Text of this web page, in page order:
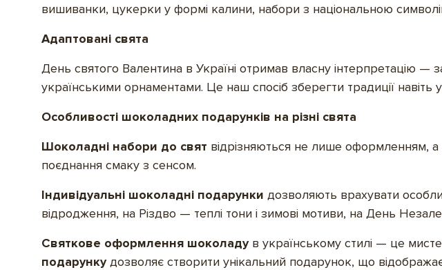
вишиванки, цукерки у формі калини, набори з національною
Адаптовані свята
День святого Валентина в Україні отримав власну інтерпретацію
українськими орнаментами. Це наш спосіб зберегти традиції навіть
Особливості шоколадних подарунків на різні свята
Шоколадні набори до свят відрізняються не лише оформленням, а
поєднання смаку з сенсом.
Індивідуальні шоколадні подарунки дозволяють врахувати
відродження, на Різдво — теплі тони і зимові мотиви, на День
Святкове оформлення шоколадув українському стилі — це
подарункудозволяє створити унікальний подарунок, що